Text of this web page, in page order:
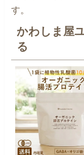
す。
かわしま屋
る